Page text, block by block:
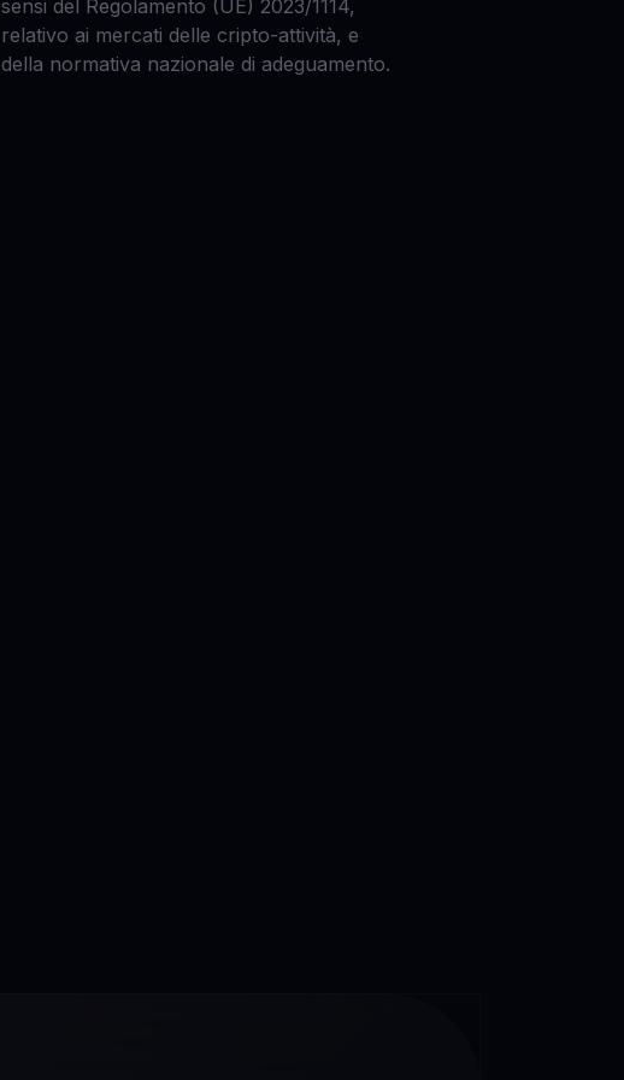
sensi del Regolamento (UE) 2023/1114,
relativo ai mercati delle cripto-attività, e
della normativa nazionale di adeguamento.